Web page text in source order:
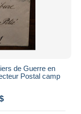
de Guerre en
Postal camp